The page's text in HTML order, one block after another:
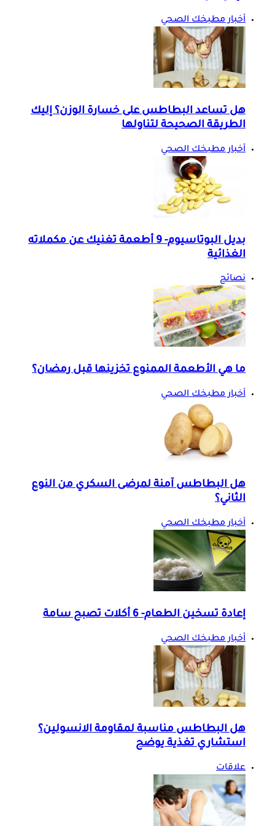
أخبار مطبخك الصحي
هل تساعد البطاطس على خسارة الوزن؟ إليك
الطريقة الصحيحة لتناولها
أخبار مطبخك الصحي
بديل البوتاسيوم- 9 أطعمة تغنيك عن مكملاته
الغذائية
نصائح
ما هي الأطعمة الممنوع تخزينها قبل رمضان؟
أخبار مطبخك الصحي
هل البطاطس آمنة لمرضى السكري من النوع
الثاني؟
أخبار مطبخك الصحي
إعادة تسخين الطعام- 6 أكلات تصبح سامة
أخبار مطبخك الصحي
هل البطاطس مناسبة لمقاومة الانسولين؟
استشاري تغذية يوضح
علاقات